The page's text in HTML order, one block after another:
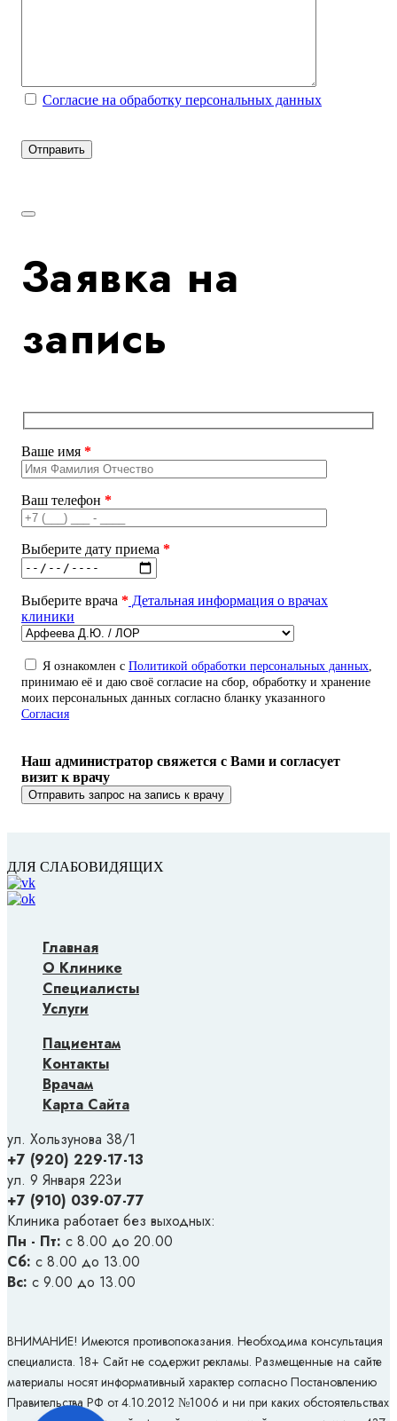
Согласие на обработку персональных данных
Заявка на
запись
Ваше имя *
Ваш телефон *
Выберите дату приема *
Выберите врача * Детальная информация о врачах
клиники
Я ознакомлен с Политикой обработки персональных данных
принимаю её и даю своё согласие на сбор, обработку и хранение
моих персональных данных согласно бланку указанного
Согласия
Наш администратор свяжется с Вами и согласует
визит к врачу
ДЛЯ СЛАБОВИДЯЩИХ
Главная
О Клинике
Специалисты
Услуги
Пациентам
Контакты
Врачам
Карта Сайта
ул. Хользунова 38/1
+7 (920) 229-17-13
ул. 9 Января 223и
+7 (910) 039-07-77
Клиника работает без выходных:
Пн - Пт: с 8.00 до 20.00
Сб: с 8.00 до 13.00
Вс: с 9.00 до 13.00
ВНИМАНИЕ! Имеются противопоказания. Необходима консультация
специалиста. 18+ Сайт не содержит рекламы. Размещенные на сайте
материалы носят информативный характер согласно Постановлению
Правительства РФ от 4.10.2012 №1006 и ни при каких обстоятельствах